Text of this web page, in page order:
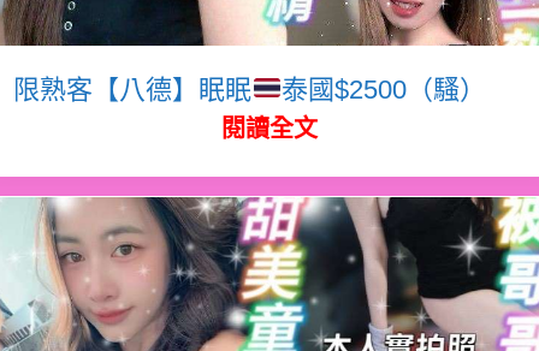
限熟客【八德】眠眠 泰國$2500（騷）
閱讀全文